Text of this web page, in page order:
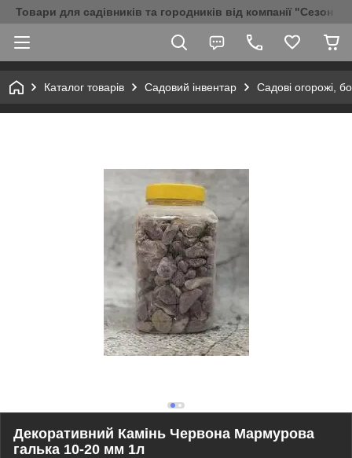
Товари для садівників та городників від компанії "Сезон
Каталог товарів Садовий інвентар Садові огорожі,
Декоративний Камінь Червона Мармурова
галька 10-20 мм 1л